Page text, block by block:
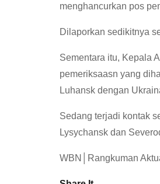
menghancurkan pos
Dilaporkan sedikitnya
Sementara itu, Kepala
pemeriksaasn yang
Luhansk dengan
Sedang terjadi kontak
Lysychansk dan
WBN│Rangkuman